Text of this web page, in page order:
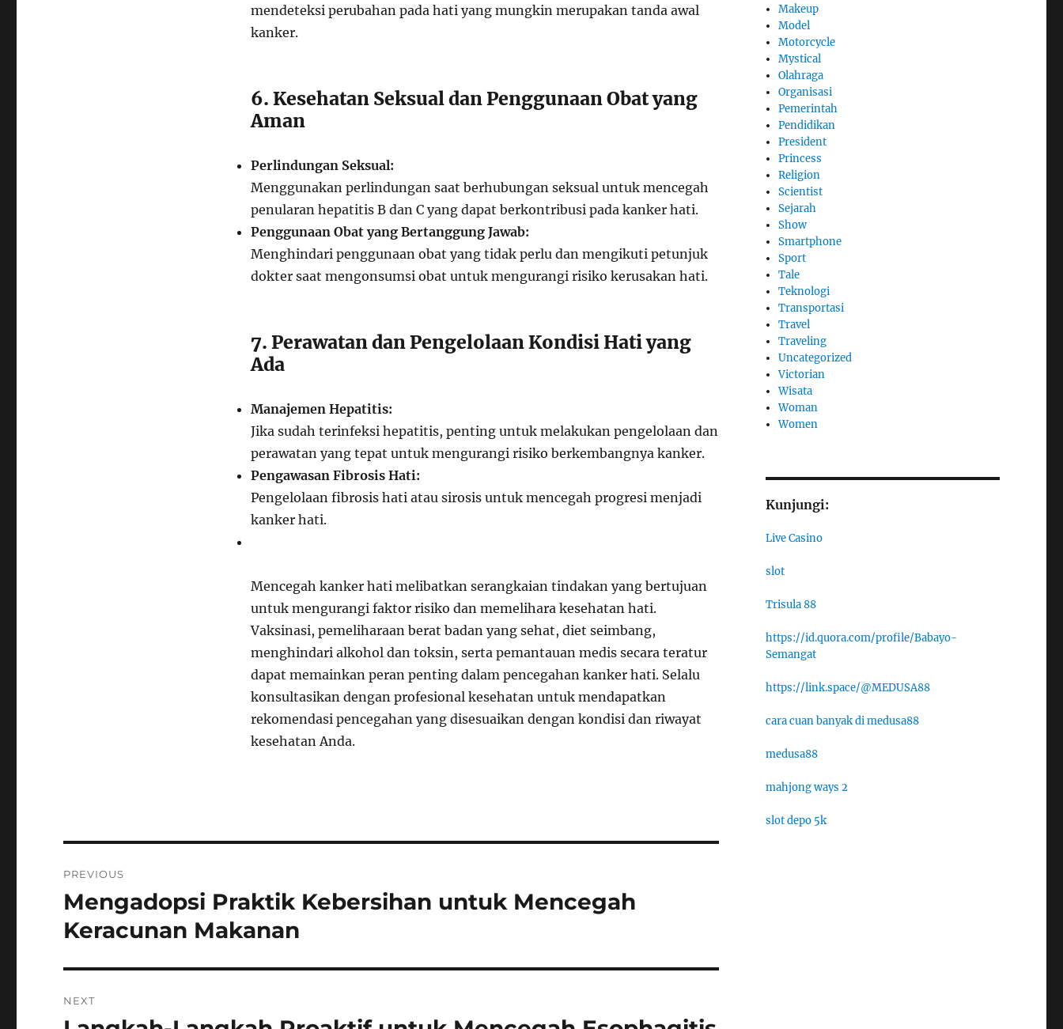
mendeteksi perubahan pada hati yang mungkin merupakan tanda awal
kanker.
6. Kesehatan Seksual dan Penggunaan Obat yang
Aman
Perlindungan Seksual:
Menggunakan perlindungan saat berhubungan seksual untuk mencegah
penularan hepatitis B dan C yang dapat berkontribusi pada kanker hati.
Penggunaan Obat yang Bertanggung Jawab:
Menghindari penggunaan obat yang tidak perlu dan mengikuti petunjuk
dokter saat mengonsumsi obat untuk mengurangi risiko kerusakan hati.
7. Perawatan dan Pengelolaan Kondisi Hati yang
Ada
Manajemen Hepatitis:
Jika sudah terinfeksi hepatitis, penting untuk melakukan pengelolaan dan
perawatan yang tepat untuk mengurangi risiko berkembangnya kanker.
Pengawasan Fibrosis Hati:
Pengelolaan fibrosis hati atau sirosis untuk mencegah progresi menjadi
kanker hati.
Mencegah kanker hati melibatkan serangkaian tindakan yang bertujuan
untuk mengurangi faktor risiko dan memelihara kesehatan hati.
Vaksinasi, pemeliharaan berat badan yang sehat, diet seimbang,
menghindari alkohol dan toksin, serta pemantauan medis secara teratur
dapat memainkan peran penting dalam pencegahan kanker hati. Selalu
konsultasikan dengan profesional kesehatan untuk mendapatkan
rekomendasi pencegahan yang disesuaikan dengan kondisi dan riwayat
kesehatan Anda.
pos
PREVIOUS
Previous
post:
Mengadopsi Praktik Kebersihan untuk Mencegah
Keracunan Makanan
NEXT
Next
Makeup
Model
Motorcycle
Mystical
Olahraga
Organisasi
Pemerintah
Pendidikan
President
Princess
Religion
Scientist
Sejarah
Show
Smartphone
Sport
Tale
Teknologi
Transportasi
Travel
Traveling
Uncategorized
Victorian
Wisata
Woman
Women
Kunjungi:
Live Casino
slot
Trisula 88
https://id.quora.com/profile/Babayo-
Semangat
https://link.space/@MEDUSA88
cara cuan banyak di medusa88
medusa88
mahjong ways 2
slot depo 5k